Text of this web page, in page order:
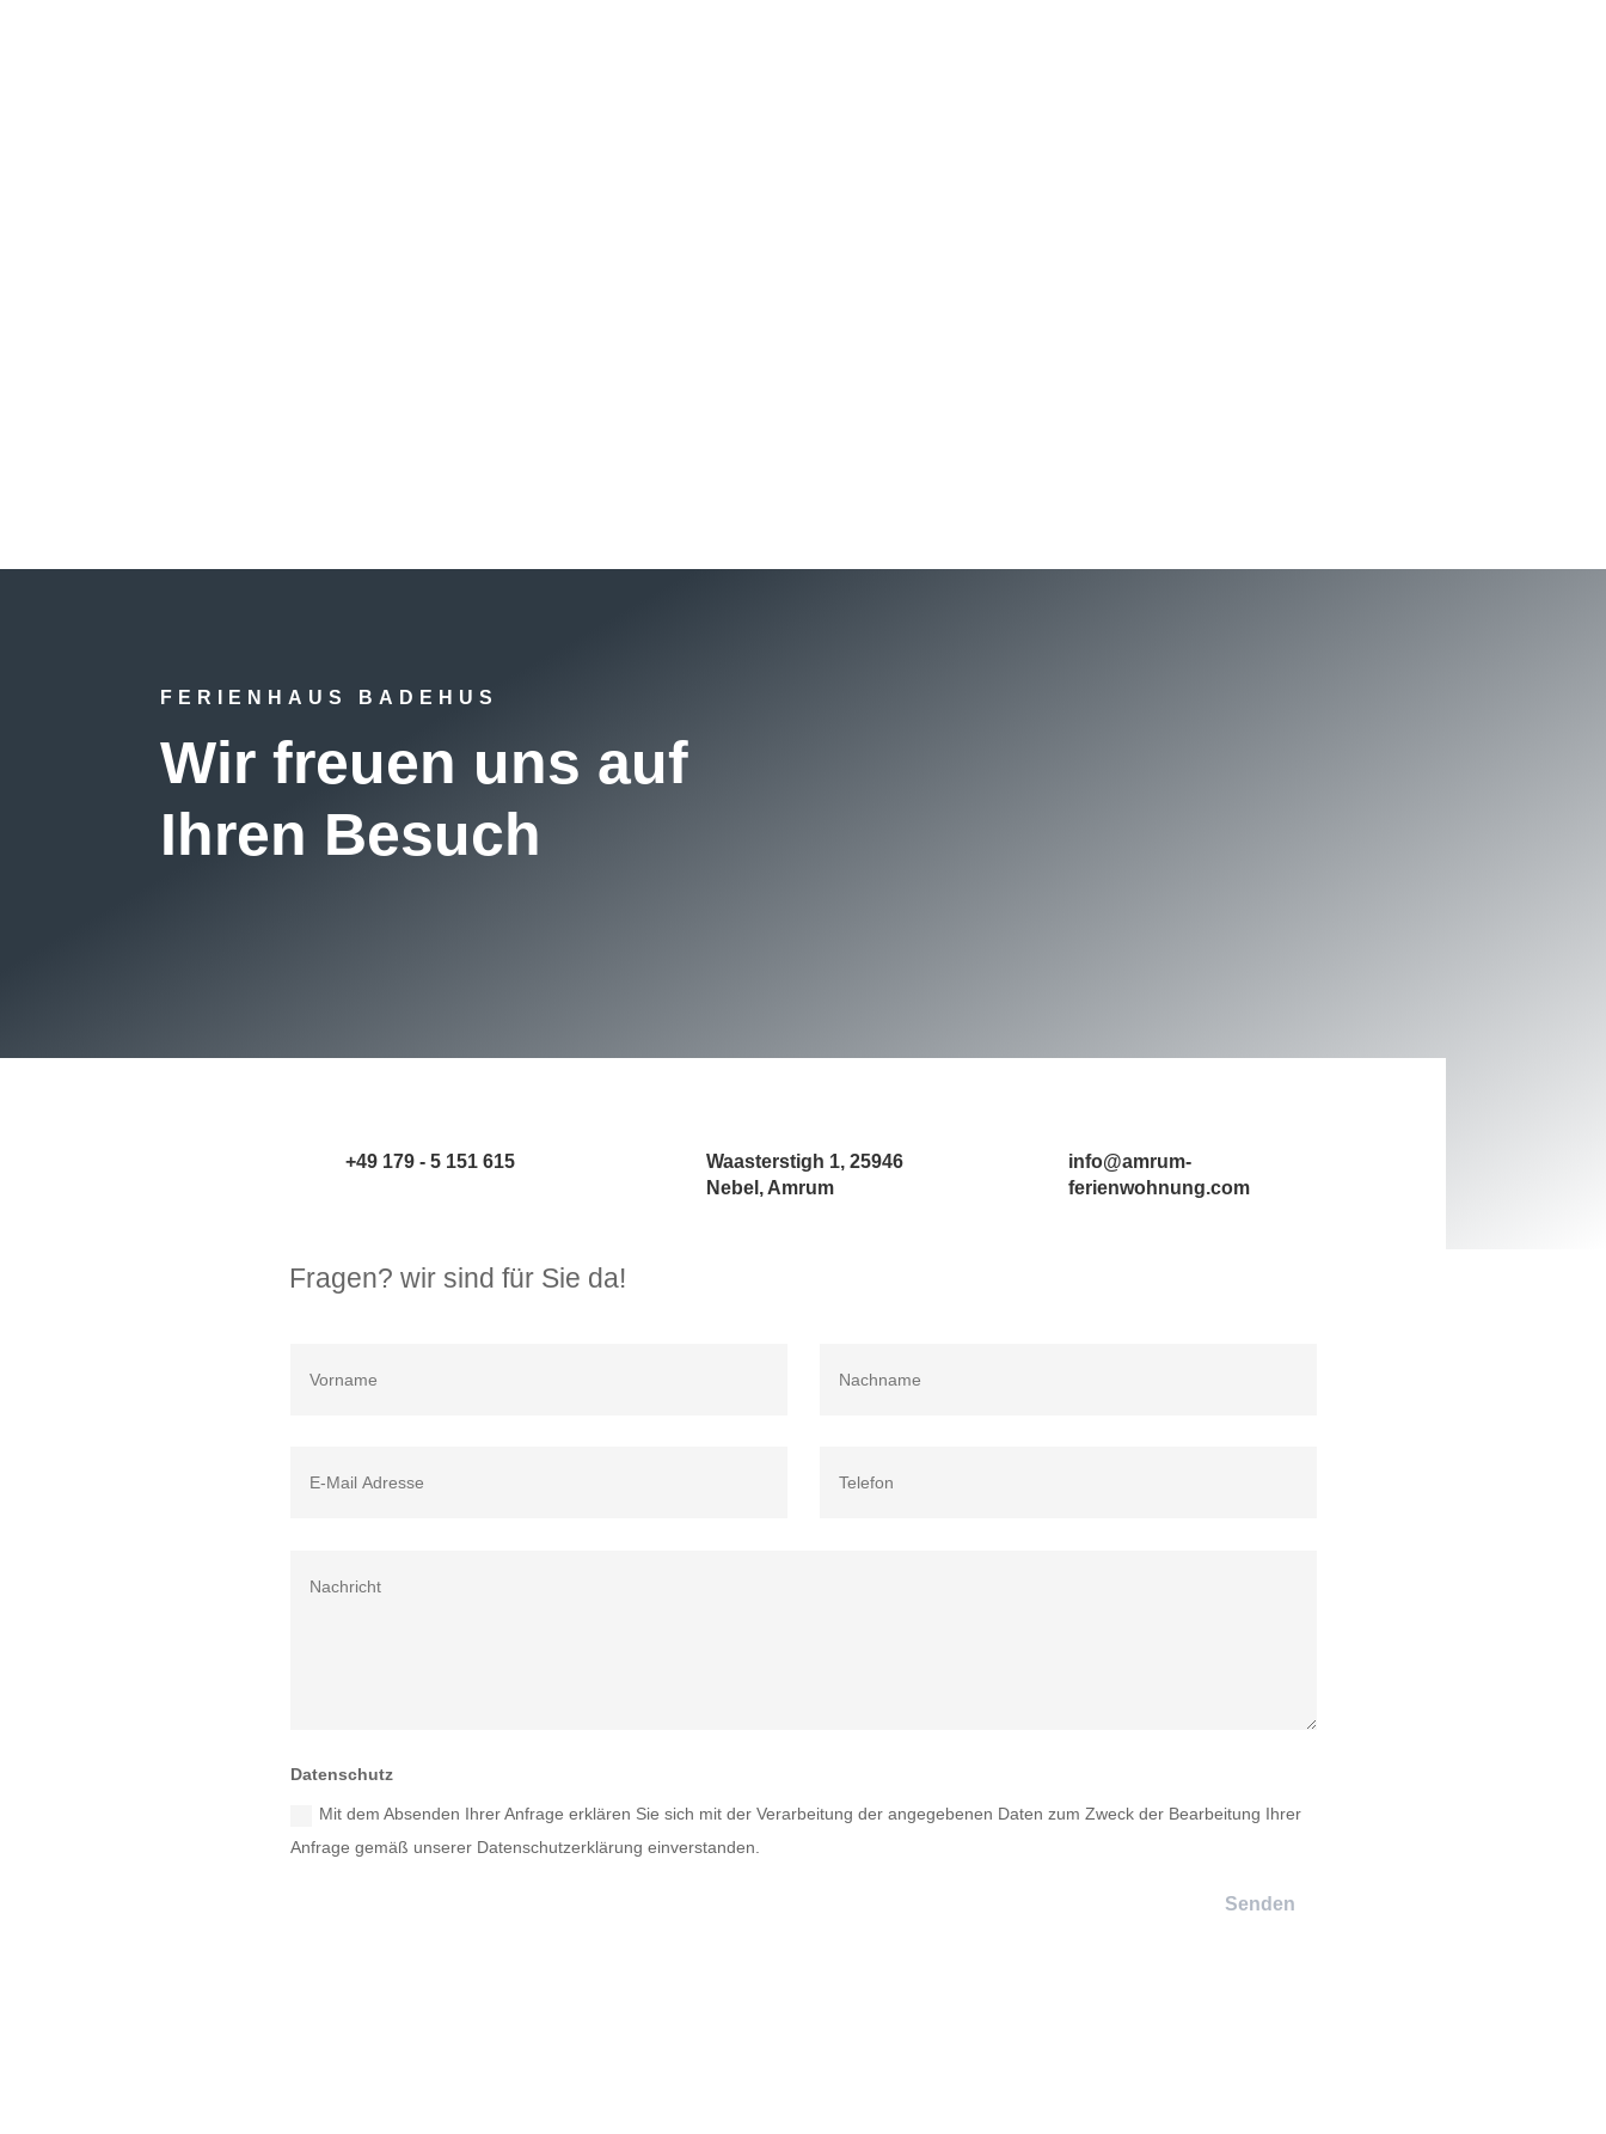
FERIENHAUS BADEHUS
Wir freuen uns auf
Ihren Besuch
+49 179 - 5 151 615
Waasterstigh 1, 25946
Nebel, Amrum
info@amrum-
ferienwohnung.com
Fragen? wir sind für Sie da!
Datenschutz
Mit dem Absenden Ihrer Anfrage erklären Sie sich mit der Verarbeitung der angegebenen Daten zum Zweck der Bearbeitung Ihrer
Anfrage gemäß unserer Datenschutzerklärung einverstanden.
Senden